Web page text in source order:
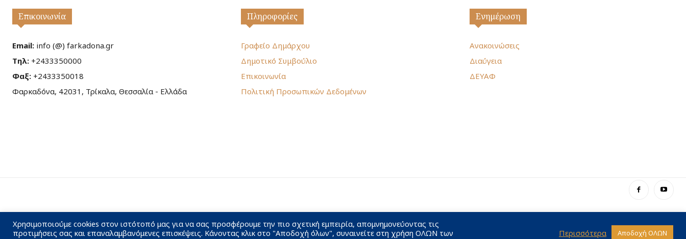
Επικοινωνία
Email: info (@) farkadona.gr
Τηλ: +2433350000
Φαξ: +2433350018
Φαρκαδόνα, 42031, Τρίκαλα, Θεσσαλία - Ελλάδα
Πληροφορίες
Γραφείο Δημάρχου
Δημοτικό Συμβούλιο
Επικοινωνία
Πολιτική Προσωπικών Δεδομένων
Ενημέρωση
Ανακοινώσεις
Διαύγεια
ΔΕΥΑΦ
Χρησιμοποιούμε cookies στον ιστότοπό μας για να σας προσφέρουμε την πιο σχετική εμπειρία, απομνημονεύοντας τις
προτιμήσεις σας και επαναλαμβανόμενες επισκέψεις. Κάνοντας κλικ στο "Αποδοχή όλων", συναινείτε στη χρήση ΟΛΩΝ των
Περισσότερα Αποδοχή ΟΛΩΝ